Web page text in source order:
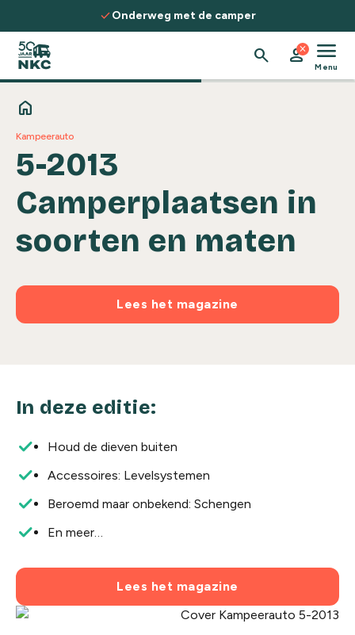
Spring naar de inhoud
checkOnderweg met de camper
search person
close menu
Menu
home
Kampeerauto
5-2013
Camperplaatsen in
soorten en maten
Lees het magazine
In deze editie:
Houd de dieven buiten
Accessoires: Levelsystemen
Beroemd maar onbekend: Schengen
En meer…
Lees het magazine